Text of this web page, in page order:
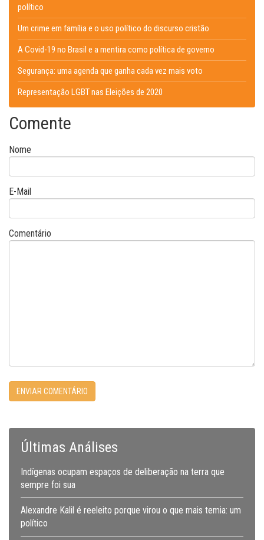
político
Um crime em família e o uso político do discurso cristão
A Covid-19 no Brasil e a mentira como política de governo
Segurança: uma agenda que ganha cada vez mais voto
Representação LGBT nas Eleições de 2020
Comente
Nome
E-Mail
Comentário
Últimas Análises
Indígenas ocupam espaços de deliberação na terra que
sempre foi sua
Alexandre Kalil é reeleito porque virou o que mais temia: um
político